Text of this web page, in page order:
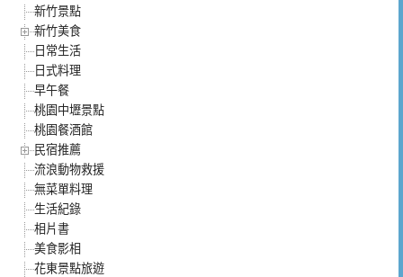
新竹景點
新竹美食
日常生活
日式料理
早午餐
桃園中壢景點
桃園餐酒館
民宿推薦
流浪動物救援
無菜單料理
生活紀錄
相片書
美食影相
花東景點旅遊